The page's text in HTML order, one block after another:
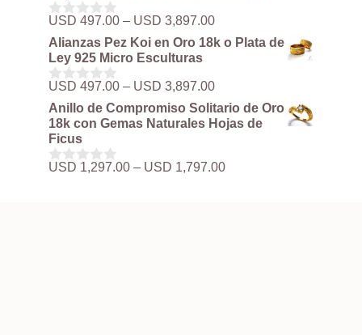
0
d
e
5
USD 497.00 – USD 3,897.00Rango
de
precios:
USD 497.00
USD 3,897.00
Alianzas Pez Koi en Oro 18k o Plata de
Ley 925 Micro Esculturas
0
d
e
5
USD 497.00 – USD 3,897.00Rango
de
precios:
desde
hasta
Anillo de Compromiso Solitario de Oro
18k con Gemas Naturales Hojas de
Ficus
0
USD 1,297.00 – USD 1,797.00Rango